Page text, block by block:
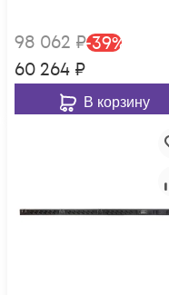
фиксаторами, шнур
питания 3 м с
IEC60309 32A 3P+N+E
98 062 ₽-39%
60 264 ₽
В корзину